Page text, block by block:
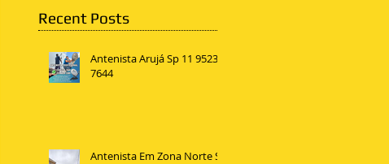
Recent Posts
Antenista Arujá Sp 11 95234-
7644
Antenista Em Zona Norte SP